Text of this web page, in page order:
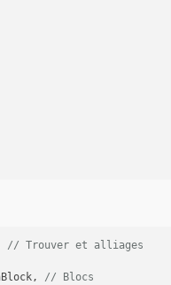
// Trouver et alliages
// Blocs